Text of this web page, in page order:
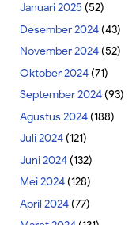
Januari 2025 (52)
Desember 2024(43)
November 2024(52)
Oktober 2024(71)
September 2024(93)
Agustus 2024(188)
Juli 2024(121)
Juni 2024(132)
Mei 2024(128)
April 2024(77)